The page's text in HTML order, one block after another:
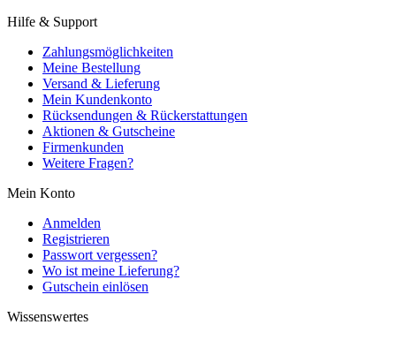
Hilfe & Support
Zahlungsmöglichkeiten
Meine Bestellung
Versand & Lieferung
Mein Kundenkonto
Rücksendungen & Rückerstattungen
Aktionen & Gutscheine
Firmenkunden
Weitere Fragen?
Mein Konto
Anmelden
Registrieren
Passwort vergessen?
Wo ist meine Lieferung?
Gutschein einlösen
Wissenswertes